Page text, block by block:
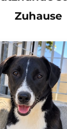
Zuhause